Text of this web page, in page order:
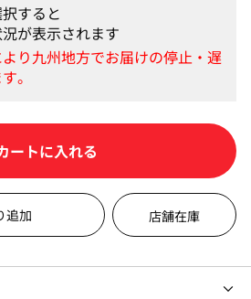
すると
が表示されます
ートに入れる
店舗在庫